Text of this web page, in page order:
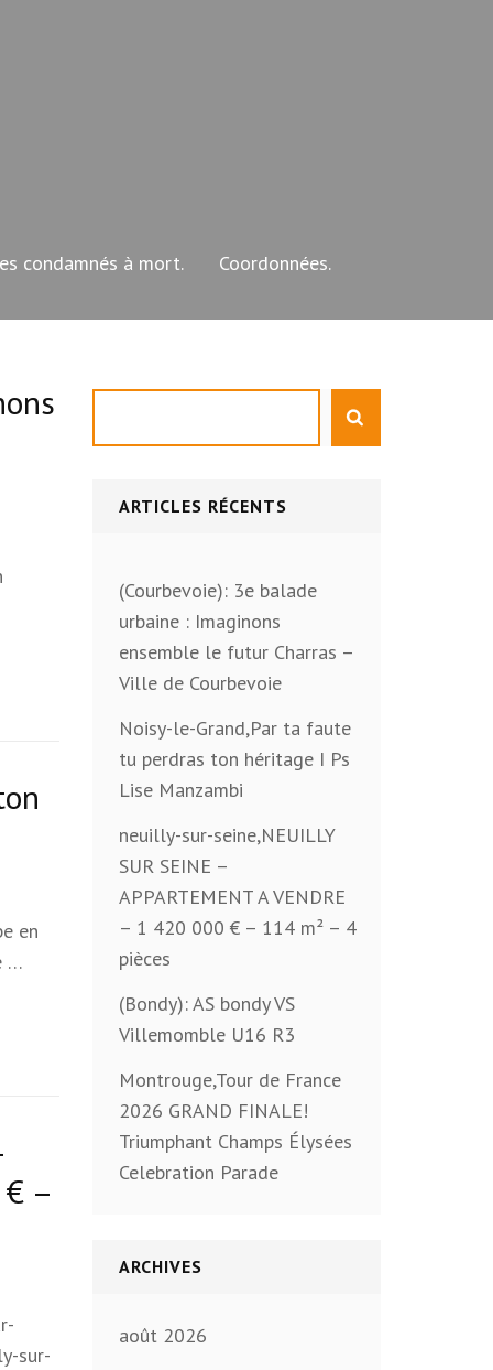
condamnés à mort. Coordonnées.
en
…
–
sur-
ARTICLES RÉCENTS
(Courbevoie): 3e balade
urbaine : Imaginons
ensemble le futur Charras –
Ville de Courbevoie
Noisy-le-Grand,Par ta faute
tu perdras ton héritage I Ps
Lise Manzambi
neuilly-sur-seine,NEUILLY
SUR SEINE –
APPARTEMENT A VENDRE
– 1 420 000 € – 114 m² – 4
pièces
(Bondy): AS bondy VS
Villemomble U16 R3
Montrouge,Tour de France
2026 GRAND FINALE!
Triumphant Champs Élysées
Celebration Parade
ARCHIVES
août 2026